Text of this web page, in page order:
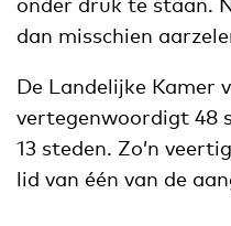
dan misschien
De Landelijke Kamer
vertegenwoordigt 48
13 steden. Zo’n
lid van één van de